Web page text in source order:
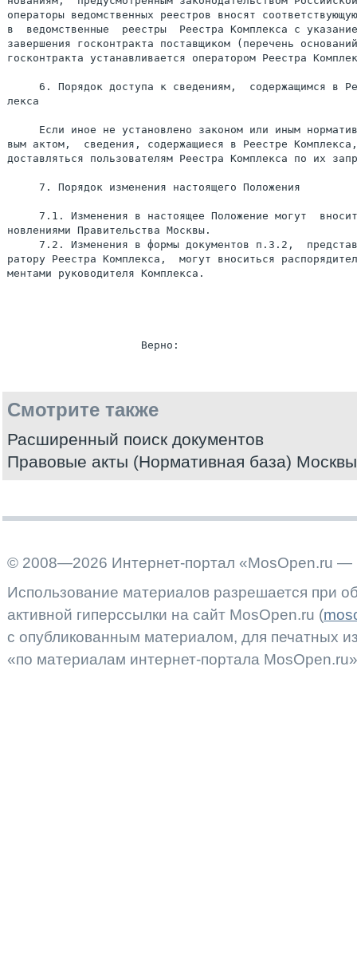
операторы ведомственных реестров вносят
в  ведомственные  реестры  Реестра Комплекса с
завершения госконтракта поставщиком (перечень
госконтракта устанавливается оператором Реестра
6. Порядок доступа к сведениям,  содержащимся в
лекса
Если иное не установлено законом или иным
вым актом,  сведения, содержащиеся в Реестре
доставляться пользователям Реестра Комплекса по их
     7. Порядок изменения настоящего Положения
7.1. Изменения в настоящее Положение могут
новлениями Правительства Москвы.
7.2. Изменения в формы документов п.3.2,
ратору Реестра Комплекса,  могут вноситься
ментами руководителя Комплекса.
Смотрите также
Расширенный поиск документов
Правовые акты (Нормативная база) Москвы
© 2008—2026 Интернет-портал «MosOpen.ru —
Использование материалов разрешается при
активной гиперссылки на сайт MosOpen.ru (
с опубликованным материалом, для печатных
«по материалам интернет-портала